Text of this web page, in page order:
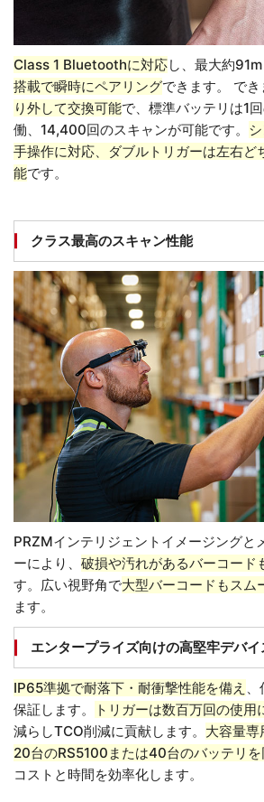
Class 1 Bluetoothに対応し、最大約91m
搭載で瞬時にペアリングできます。 でき
り外して交換可能で、標準バッテリは1
働、14,400回のスキャンが可能です。
手操作に対応、ダブルトリガーは左右ど
能です。
クラス最高のスキャン性能
PRZMインテリジェントイメージングと
ーにより、 破損や汚れがあるバーコード
す。広い視野角で大型バーコードもスム
ます。
エンタープライズ向けの高堅牢デバイ
IP65準拠で耐落下・耐衝撃性能を備え 、
保証します。
トリガーは数百万回の使用
減らしTCO削減に貢献します。 大容量専
20台のRS5100または40台のバッテリ
コストと時間を効率化します。